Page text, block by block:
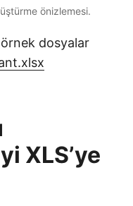
önizlemesi.
örnek dosyalar
XLS’ye